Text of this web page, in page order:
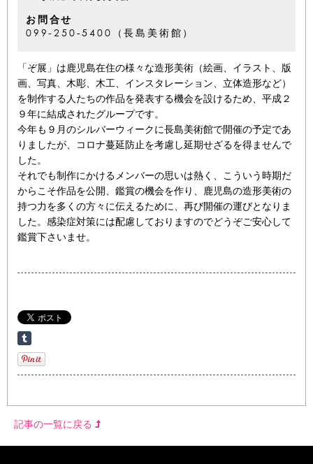
お問合せ
099-250-5400（長島美術館）
「ぞ展」は鹿児島在住の様々な造形美術（絵画、イラスト、版
画、写真、木彫、木工、インスタレーション、立体造形など）
を制作する人たちの作品を発表する機会を設けるため、平成２
９年に結成されたグループです。
今年も９月のシルバーウィークに長島美術館で開催の予定であ
りましたが、コロナ蔓延防止を考慮し延期せざるを得ませんで
した。
それでも制作にかけるメンバーの思いは熱く、こういう時期だ
からこそ作品を公開、鑑賞の機会を作り、鹿児島の造形美術の
持つ力を多くの方々に伝えるために、再び開催の運びとなりま
した。感染症対策には配慮しておりますのでどうぞご安心して
鑑賞下さいませ。
記事の一覧に戻る